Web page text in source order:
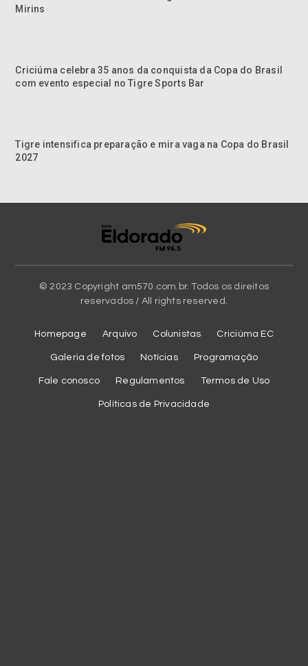
Mirins
Criciúma celebra 35 anos da conquista da Copa do Brasil
com evento especial no Tigre Sports Bar
Tigre intensifica preparação e mira vaga na Copa do Brasil
2027
© 2023 Copyright am570.com.br. Todos os direitos
reservados / All rights reserved.
Homepage Arquivo Colunistas Criciúma EC
Galeria de fotos Notícias Programação
Fale conosco Regulamentos Termos de Uso
Políticas de Privacidade